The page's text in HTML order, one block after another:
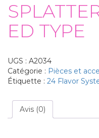
ED TYPE
UGS : A2034
Catégorie : Pièces et
Étiquette : 24 Flavor
Avis (0)